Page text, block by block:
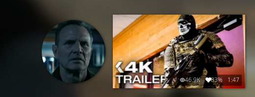
46.9K 83% 1:47